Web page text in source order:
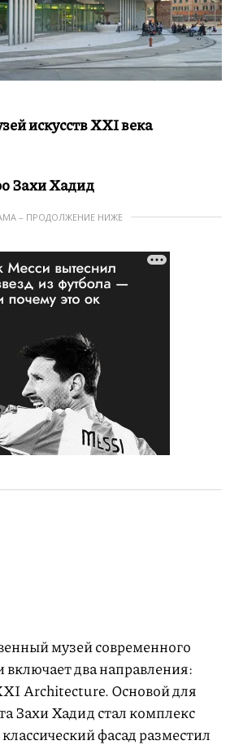
искусств XXI века
Захи Хадид
– ПРОДОЛЖЕНИЕ НИЖЕ
музей современного
включает два направления:
Architecture. Основой для
Захи Хадид стал комплекс
фасад разместил